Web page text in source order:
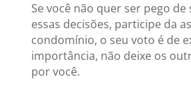
Se você não quer ser pego
essas decisões, participe da
condomínio, o seu voto é de
importância, não deixe os
por você.